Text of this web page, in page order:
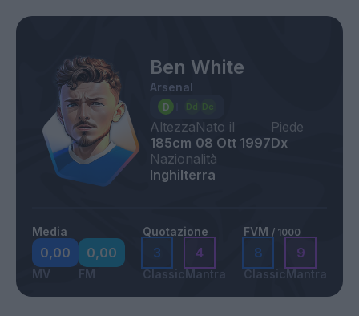
Ben White
Arsenal
Altezza
185cm
Nato il
08 Ott 1997
Piede
Dx
Nazionalità
Inghilterra
Media
0,00
MV
0,00
FM
Quotazione
3
Classic
4
Mantra
FVM / 1000
8
Classic
9
Mantra